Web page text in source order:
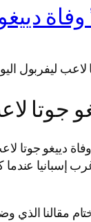
لاعب
جوتا
إسبانيا
مقالنا الذي